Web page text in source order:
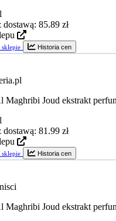
dostawą: 85.89 zł
Historia cen
Maghribi Joud ekstrakt
dostawą: 81.99 zł
Historia cen
Maghribi Joud ekstrakt